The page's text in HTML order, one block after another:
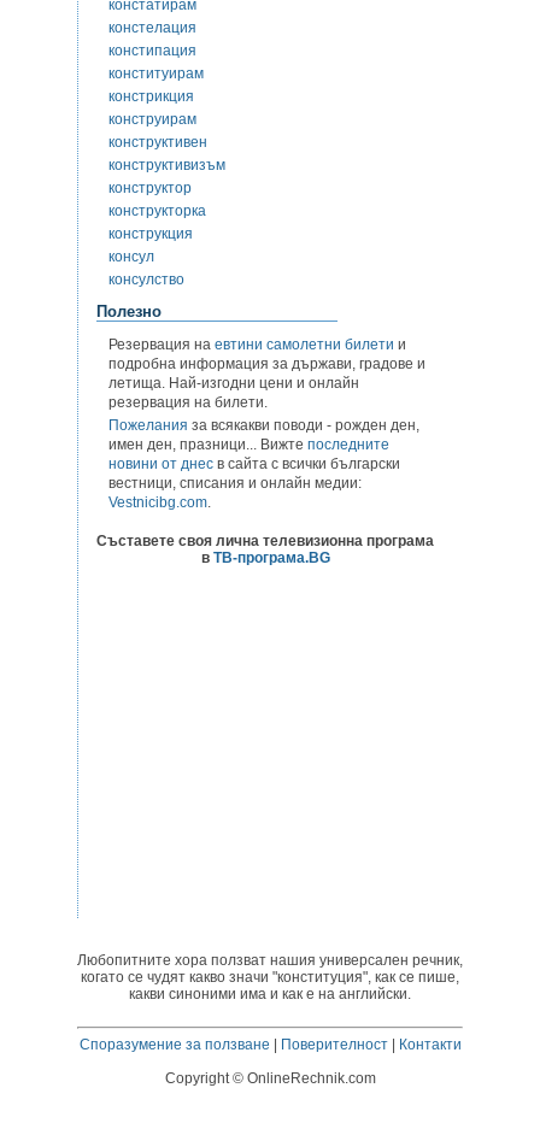
констатирам
констелация
констипация
конституирам
констрикция
конструирам
конструктивен
конструктивизъм
конструктор
конструкторка
конструкция
консул
консулство
Полезно
Резервация на евтини самолетни билети и
подробна информация за държави, градове и
летища. Най-изгодни цени и онлайн
резервация на билети.
Пожелания за всякакви поводи - рожден ден,
имен ден, празници... Вижте последните
новини от днес в сайта с всички български
вестници, списания и онлайн медии:
Vestnicibg.com.
Съставете своя лична телевизионна програма
в ТВ-програма.BG
Любопитните хора ползват нашия универсален речник,
когато се чудят какво значи "конституция", как се пише,
какви синоними има и как е на английски.
Споразумение за ползване | Поверителност| Контакти
Copyright © OnlineRechnik.com